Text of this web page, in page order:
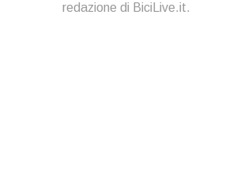
redazione di BiciLive.it.